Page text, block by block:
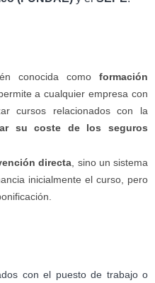
conocida como formación
a cualquier empresa con
cursos relacionados con la
su coste de los seguros
directa, sino un sistema
inicialmente el curso, pero
con el puesto de trabajo o